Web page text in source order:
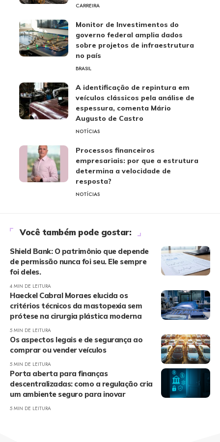
CARREIRA
Monitor de Investimentos do
governo federal amplia dados
sobre projetos de infraestrutura
no país
BRASIL
A identificação de repintura em
veículos clássicos pela análise de
espessura, comenta Mário
Augusto de Castro
NOTÍCIAS
Processos financeiros
empresariais: por que a estrutura
determina a velocidade de
resposta?
NOTÍCIAS
Você também pode gostar:
Shield Bank: O patrimônio que depende
de permissão nunca foi seu. Ele sempre
foi deles.
4 MIN DE LEITURA
Haeckel Cabral Moraes elucida os
critérios técnicos da mastopexia sem
prótese na cirurgia plástica moderna
5 MIN DE LEITURA
Os aspectos legais e de segurança ao
comprar ou vender veículos
5 MIN DE LEITURA
Porta aberta para finanças
descentralizadas: como a regulação cria
um ambiente seguro para inovar
5 MIN DE LEITURA